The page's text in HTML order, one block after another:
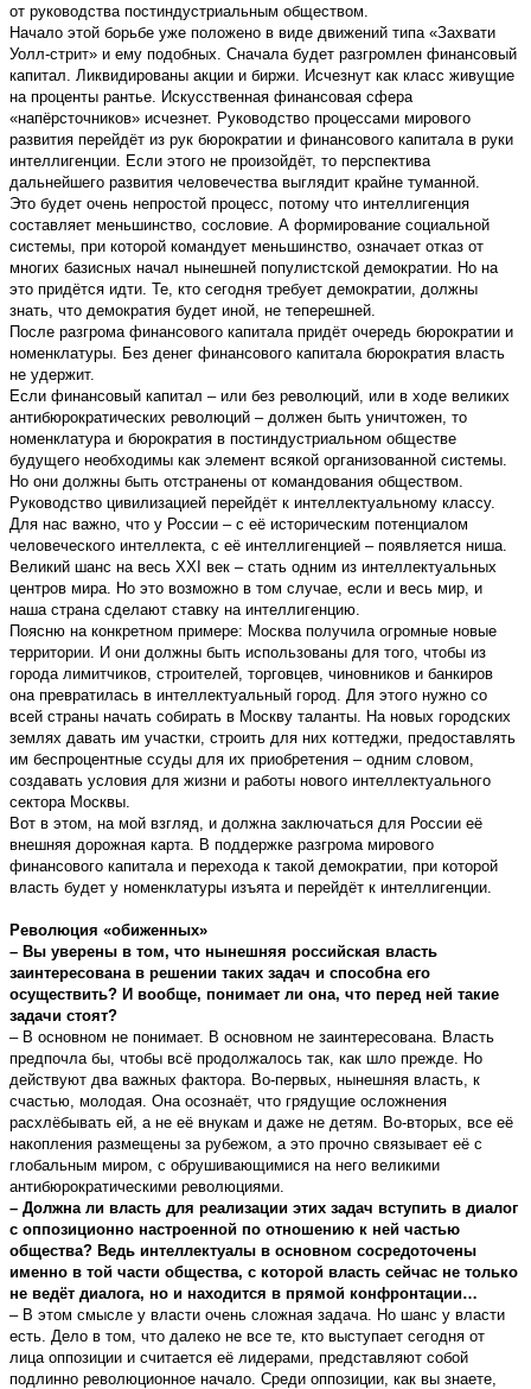
от руководства постиндустриальным обществом.
Начало этой борьбе уже положено в виде движений типа «Захвати
Уолл-стрит» и ему подобных. Сначала будет разгромлен финансовый
капитал. Ликвидированы акции и биржи. Исчезнут как класс живущие
на проценты рантье. Искусственная финансовая сфера
«напёрсточников» исчезнет. Руководство процессами мирового
развития перейдёт из рук бюрократии и финансового капитала в руки
интеллигенции. Если этого не произойдёт, то перспектива
дальнейшего развития человечества выглядит крайне туманной.
Это будет очень непростой процесс, потому что интеллигенция
составляет меньшинство, сословие. А формирование социальной
системы, при которой командует меньшинство, означает отказ от
многих базисных начал нынешней популистской демократии. Но на
это придётся идти. Те, кто сегодня требует демократии, должны
знать, что демократия будет иной, не теперешней.
После разгрома финансового капитала придёт очередь бюрократии и
номенклатуры. Без денег финансового капитала бюрократия власть
не удержит.
Если финансовый капитал – или без революций, или в ходе великих
антибюрократических революций – должен быть уничтожен, то
номенклатура и бюрократия в постиндустриальном обществе
будущего необходимы как элемент всякой организованной системы.
Но они должны быть отстранены от командования обществом.
Руководство цивилизацией перейдёт к интеллектуальному классу.
Для нас важно, что у России – с её историческим потенциалом
человеческого интеллекта, с её интеллигенцией – появляется ниша.
Великий шанс на весь ХХI век – стать одним из интеллектуальных
центров мира. Но это возможно в том случае, если и весь мир, и
наша страна сделают ставку на интеллигенцию.
Поясню на конкретном примере: Москва получила огромные новые
территории. И они должны быть использованы для того, чтобы из
города лимитчиков, строителей, торговцев, чиновников и банкиров
она превратилась в интеллектуальный город. Для этого нужно со
всей страны начать собирать в Москву таланты. На новых городских
землях давать им участки, строить для них коттеджи, предоставлять
им беспроцентные ссуды для их приобретения – одним словом,
создавать условия для жизни и работы нового интеллектуального
сектора Москвы.
Вот в этом, на мой взгляд, и должна заключаться для России её
внешняя дорожная карта. В поддержке разгрома мирового
финансового капитала и перехода к такой демократии, при которой
власть будет у номенклатуры изъята и перейдёт к интеллигенции.
Революция «обиженных»
– Вы уверены в том, что нынешняя российская власть
заинтересована в решении таких задач и способна его
осуществить? И вообще, понимает ли она, что перед ней такие
задачи стоят?
– В основном не понимает. В основном не заинтересована. Власть
предпочла бы, чтобы всё продолжалось так, как шло прежде. Но
действуют два важных фактора. Во-первых, нынешняя власть, к
счастью, молодая. Она осознаёт, что грядущие осложнения
расхлёбывать ей, а не её внукам и даже не детям. Во-вторых, все её
накопления размещены за рубежом, а это прочно связывает её с
глобальным миром, с обрушивающимися на него великими
антибюрократическими революциями.
– Должна ли власть для реализации этих задач вступить в диалог
с оппозиционно настроенной по отношению к ней частью
общества? Ведь интеллектуалы в основном сосредоточены
именно в той части общества, с которой власть сейчас не только
не ведёт диалога, но и находится в прямой конфронтации…
– В этом смысле у власти очень сложная задача. Но шанс у власти
есть. Дело в том, что далеко не все те, кто выступает сегодня от
лица оппозиции и считается её лидерами, представляют собой
подлинно революционное начало. Среди оппозиции, как вы знаете,